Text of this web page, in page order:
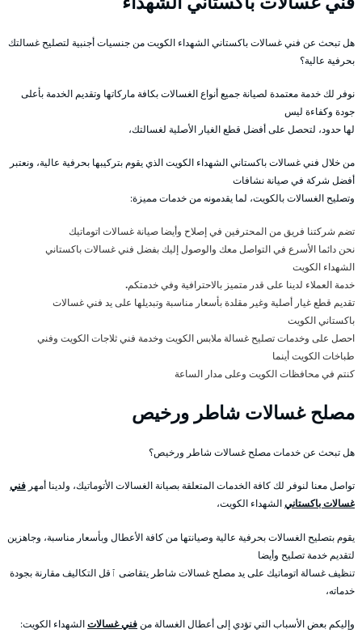
هل تبحث عن فني غسالات باكستاني الشهداء الكويت من جنسيات أجنبية لتصليح غسالتك
بحرفية عالية؟
نوفر لك خدمة معتمدة لصيانة جميع أنواع الغسالات بكافة ماركاتها وتقديم الخدمة بأعلى
جودة وكفاءة ليس
لها حدود، لتحصل على أفضل قطع الغيار الأصلية لغسالتك،
من خلال فني غسالات باكستاني الشهداء الكويت الذي يقوم بتركيبها بحرفية عالية، ونعتبر
أفضل شركة في صيانة نشافات
وتصليح الغسالات بالكويت، لما يقدمونه من خدمات مميزة:
تضم شركتنا فريق من المحترفين في إصلاح وأيضا صيانة غسالات اتوماتيك
نحن دائما الأسرع في التواصل معك والوصول إليك بفضل فني غسالات باكستاني
الشهداء الكويت
خدمة العملاء لدينا على قدر متميز بالاحترافية وفي خدمتكم.
تقديم قطع غيار أصلية وغير مقلدة بأسعار مناسبة وتبديلها على يد فني غسالات
باكستاني الكويت
احصل على وخدمات تصليح غسالة ملابس الكويت وخدمة فني ثلاجات الكويت وفني
طباخات الكويت أينما
كنتم في محافظات الكويت وعلى مدار الساعة
مصلح غسالات شاطر ورخيص
هل تبحث عن خدمات مصلح غسالات شاطر ورخيص؟
تواصل معنا لنوفر لك كافة الخدمات المتعلقة بصيانة الغسالات الأتوماتيك، ولدينا أمهر فني
غسالات باكستانيالشهداء الكويت،
يقوم بتصليح الغسالات بحرفية عالية وصيانتها من كافة الأعطال وبأسعار مناسبة، وجاهزين
لتقديم خدمة تصليح وأيضا
تنظيف غسالة اتوماتيك على يد مصلح غسالات شاطر يتقاضى ٱقل التكاليف مقارنة بجودة
خدماته،
وإليكم بعض الأسباب التي تؤدي إلى أعطال الغسالة منفني غسالاتالشهداء الكويت: